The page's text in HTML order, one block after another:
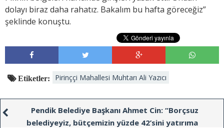
dolayı biraz daha rahatız. Bakalım bu hafta göreceğiz”
şeklinde konuştu.
Etiketler: Pirinççi Mahallesi Muhtarı Ali Yazıcı
Pendik Belediye Başkanı Ahmet Cin: “Borçsuz
belediyeyiz, bütçemizin yüzde 42’sini yatırıma